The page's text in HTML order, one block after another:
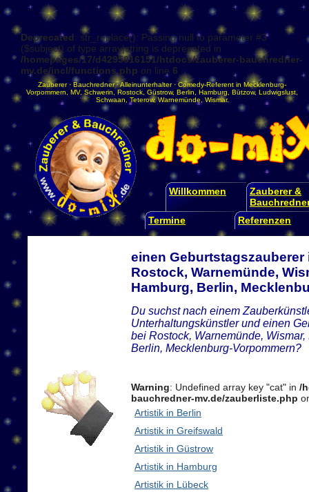
Deprecated: str_replace(): Passing null to parameter #3
($subject) of type array|string is deprecated in
/homepages/17/d4295016151/htdocs/zauberer-bauchredner-
mv.de/incl/functions.php on line 6
Zauberer·Bauchredner·Alleinunterhalter· Comedy-Referent in Mecklenburg-
Vorpommern
MV, Schwerin Rostock Güstrow, Berlin Hamburg Bützow, Ludwigslust
Schwaan ,Teterow,Warnemünde Wismar.
Willkommen
Zauberer &
Termine
Referenzen
einen
Rostock, Warnemünde,
Hamburg, Berlin,
Du suchst nach einem
Unterhaltungskünstler und einen
bei Rostock, Warnemünde,
Berlin, Mecklenburg-Vorpommern?
Warning: Undefined array key "cat" in /
bauchredner-mv.de/zauberliste.php
Artistik in Berlin
Artistik in Greifswald
Artistik in Güstrow
Artistik in Hamburg
Artistik in Lübeck